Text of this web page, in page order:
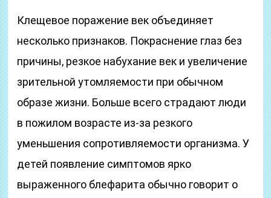
Клещевое поражение век объединяет
несколько признаков. Покраснение глаз без
причины, резкое набухание век и увеличение
зрительной утомляемости при обычном
образе жизни. Больше всего страдают люди
в пожилом возрасте из-за резкого
уменьшения сопротивляемости организма. У
детей появление симптомов ярко
выраженного блефарита обычно говорит о